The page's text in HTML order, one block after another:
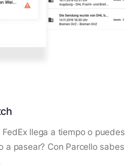
FedEx llega a tiempo o puedes
a pasear? Con Parcello sabes